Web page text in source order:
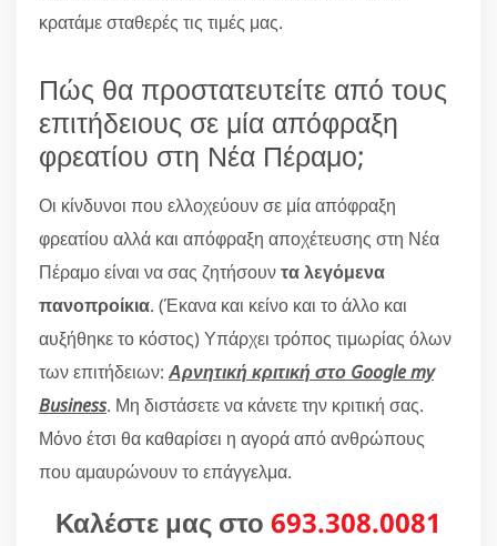
κρατάμε σταθερές τις τιμές μας.
Πώς θα προστατευτείτε από τους
επιτήδειους σε μία απόφραξη
φρεατίου στη Νέα Πέραμο;
Οι κίνδυνοι που ελλοχεύουν σε μία απόφραξη
φρεατίου αλλά και απόφραξη αποχέτευσης στη Νέα
Πέραμο είναι να σας ζητήσουντα λεγόμενα
πανοπροίκια. (Έκανα και κείνο και το άλλο και
αυξήθηκε το κόστος) Υπάρχει τρόπος τιμωρίας όλων
των επιτήδειων: Αρνητική κριτική στο Google my
Business. Μη διστάσετε να κάνετε την κριτική σας.
Μόνο έτσι θα καθαρίσει η αγορά από ανθρώπους
που αμαυρώνουν το επάγγελμα.
Καλέστε μας στο 693.308.0081